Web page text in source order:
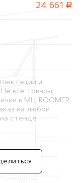
24 661 руб.
и
все товары,
в МЦ ROOMER.
на любой
стенде